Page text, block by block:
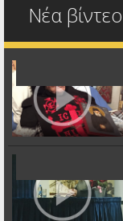
Νέα βίντεο